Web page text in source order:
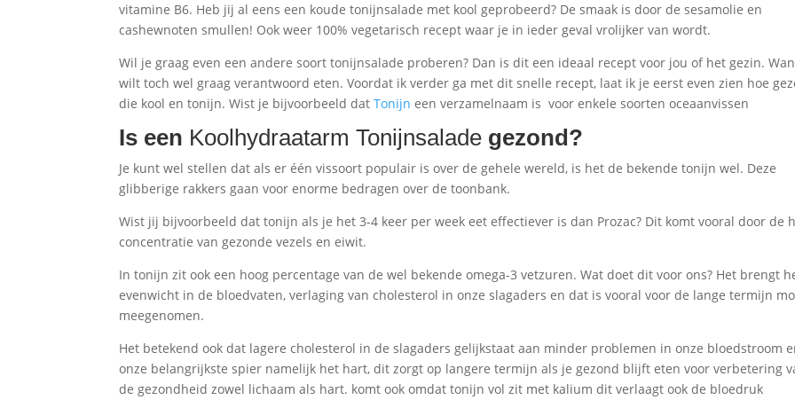
vitamine B6. Heb jij al eens een koude tonijnsalade met kool geprobeerd? De smaak is door de sesamolie en
cashewnoten smullen! Ook weer 100% vegetarisch recept waar je in ieder geval vrolijker van wordt.
Wil je graag even een andere soort tonijnsalade proberen? Dan is dit een ideaal recept voor jou of het gezin.
wilt toch wel graag verantwoord eten. Voordat ik verder ga met dit snelle recept, laat ik je eerst even zien hoe
die kool en tonijn. Wist je bijvoorbeeld datTonijn een verzamelnaam is voor enkele soorten oceaanvissen
Is een Koolhydraatarm Tonijnsalade gezond?
Je kunt wel stellen dat als er één vissoort populair is over de gehele wereld, is het de bekende tonijn wel. Deze
glibberige rakkers gaan voor enorme bedragen over de toonbank.
Wist jij bijvoorbeeld dat tonijn als je het 3-4 keer per week eet effectiever is dan Prozac? Dit komt vooral door de
concentratie van gezonde vezels en eiwit.
In tonijn zit ook een hoog percentage van de wel bekende omega-3 vetzuren. Wat doet dit voor ons? Het brengt
evenwicht in de bloedvaten, verlaging van cholesterol in onze slagaders en dat is vooral voor de lange termijn
meegenomen.
Het betekend ook dat lagere cholesterol in de slagaders gelijkstaat aan minder problemen in onze bloedstroom
onze belangrijkste spier namelijk het hart, dit zorgt op langere termijn als je gezond blijft eten voor verbetering
de gezondheid zowel lichaam als hart. komt ook omdat tonijn vol zit met kalium dit verlaagt ook de bloedruk